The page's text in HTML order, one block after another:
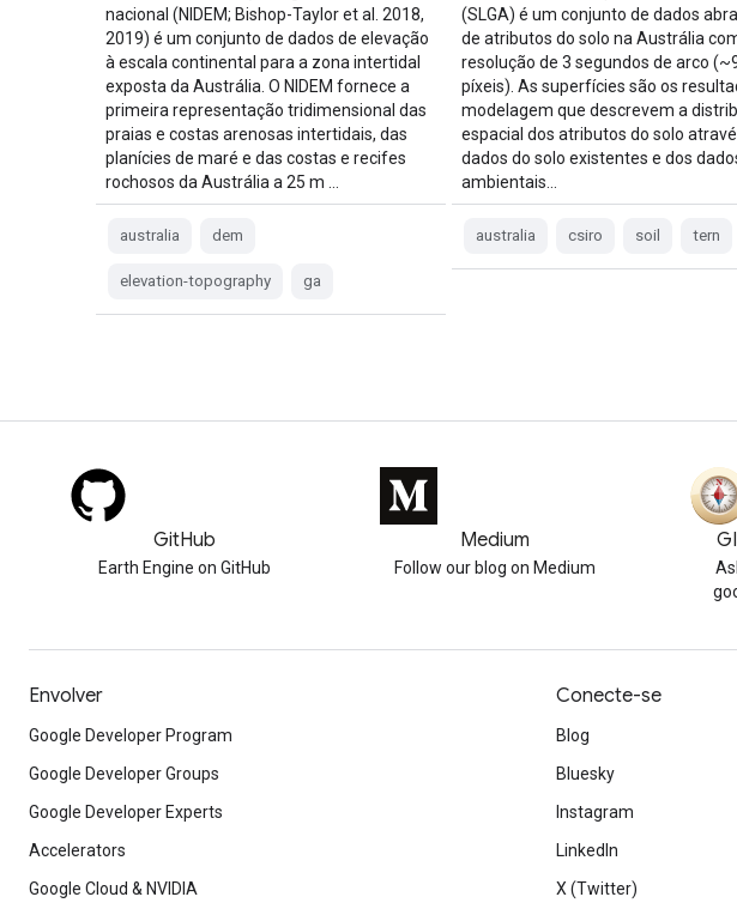
nacional (NIDEM; Bishop-Taylor et al. 2018,
2019) é um conjunto de dados de elevação
à escala continental para a zona intertidal
exposta da Austrália. O NIDEM fornece a
primeira representação tridimensional das
praias e costas arenosas intertidais, das
planícies de maré e das costas e recifes
rochosos da Austrália a 25 m …
australia dem
elevation-topography ga
(SLGA) é um conjunto de dados
de atributos do solo na Austrália
resolução de 3 segundos de arco
píxeis). As superfícies são os
modelagem que descrevem a
espacial dos atributos do solo
dados do solo existentes e dos
ambientais…
australia csiro soil tern
GitHub
Earth Engine on GitHub
Medium
Follow our blog on Medium
Envolver
Google Developer Program
Google Developer Groups
Google Developer Experts
Accelerators
Google Cloud & NVIDIA
Conecte-se
Blog
Bluesky
Instagram
LinkedIn
X (Twitter)